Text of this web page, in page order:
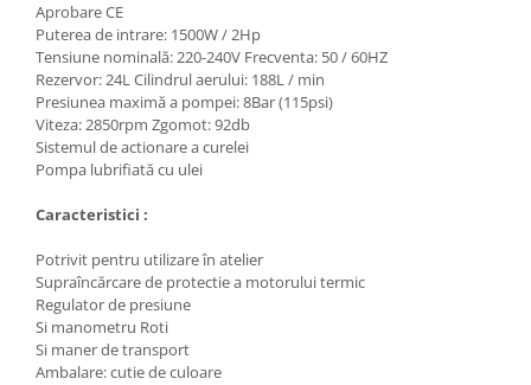
Uscatoare de rufe
Masini de spalat vase
Masini de spalat vase incorporabile
Masini de spalat vase
independente
Motoburghiu/Foreza pamant
Pachete Incorporabile
Pirostrii & Arzatoare
Plasa umbrire
Pompe de stropit
Radiatoare
Aprobare CE
Puterea de intrare: 1500W / 2Hp
Tensiune nominală: 220-240V Frecventa: 50 / 60HZ
Rezervor: 24L Cilindrul aerului: 188L / min
Presiunea maximă a pompei: 8Bar (115psi)
Viteza: 2850rpm Zgomot: 92db
Sistemul de actionare a curelei
Pompa lubrifiată cu ulei
Caracteristici :
Potrivit pentru utilizare în atelier
Supraîncărcare de protectie a motorului termic
Regulator de presiune
Si manometru Roti
Si maner de transport
Ambalare: cutie de culoare